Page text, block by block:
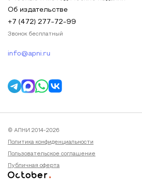
Об издательстве
+7 (472) 277-72-99
Звонок бесплатный
info@apni.ru
© АПНИ 2014-2026
Политика конфиденциальности
Пользовательское соглашение
Публичная оферта